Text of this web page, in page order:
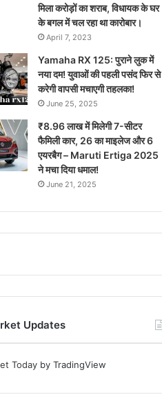
मिला करोड़ों का शराब, विधायक के घर
के बगल में चल रहा था कारोबार।
April 7, 2023
Yamaha RX 125: पुराने लुक में
नया दम! युवाओं की पहली पसंद फिर से
करेगी वापसी मचाएगी तहलका!
June 25, 2025
₹8.96 लाख में मिलेगी 7-सीटर
फैमिली कार, 26 का माइलेज और 6
एयरबैग – Maruti Ertiga 2025
ने मचा दिया धमाल!
June 21, 2025
Updates
Today by TradingView